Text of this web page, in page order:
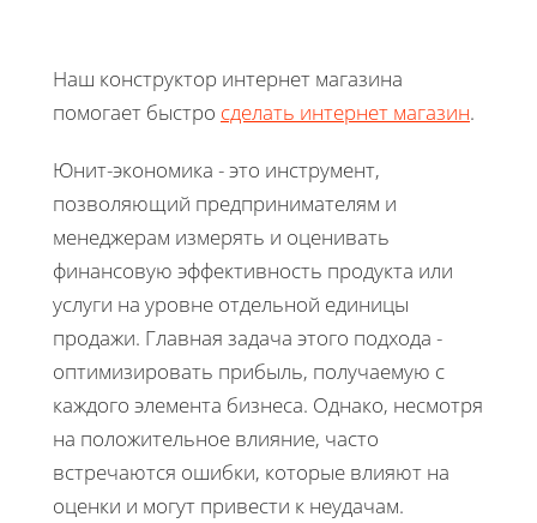
Наш конструктор интернет магазина
помогает быстро сделать интернет магазин.
Юнит-экономика - это инструмент,
позволяющий предпринимателям и
менеджерам измерять и оценивать
финансовую эффективность продукта или
услуги на уровне отдельной единицы
продажи. Главная задача этого подхода -
оптимизировать прибыль, получаемую с
каждого элемента бизнеса. Однако, несмотря
на положительное влияние, часто
встречаются ошибки, которые влияют на
оценки и могут привести к неудачам.